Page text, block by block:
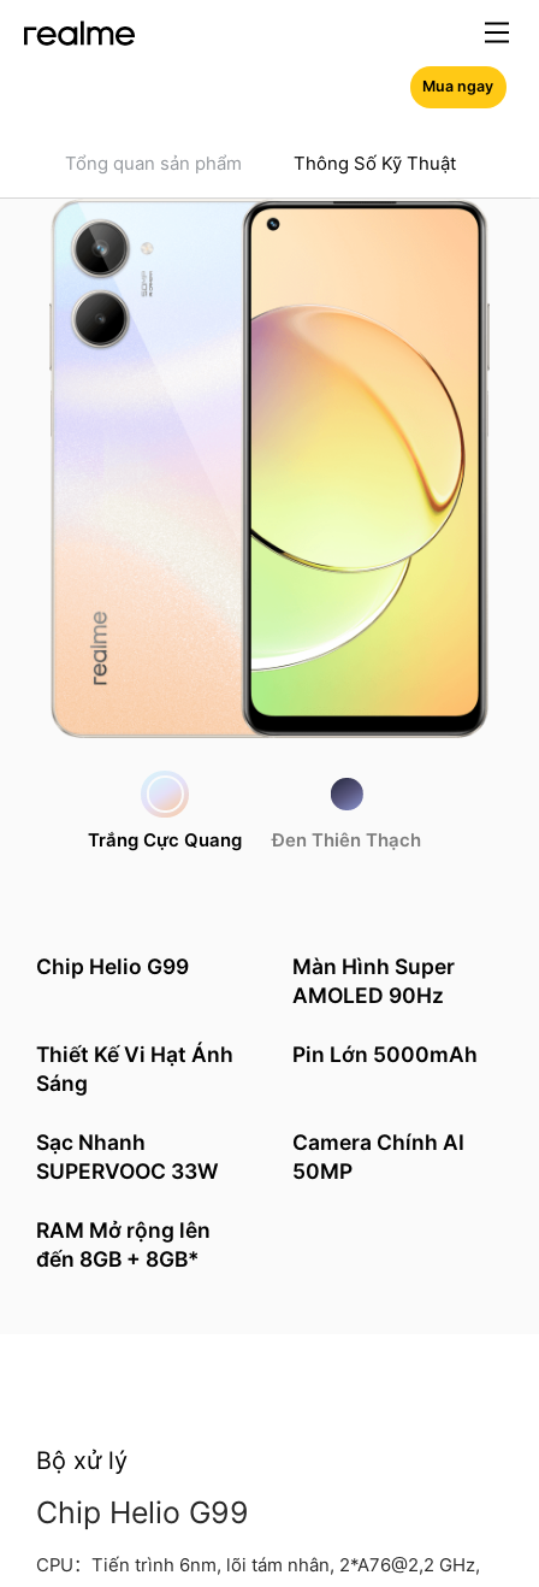
Tổng quan sản phẩm Thông Số Kỹ Thuật
Mua ngay
Chip Helio G99
Màn Hình Super
AMOLED 90Hz
Thiết Kế Vi Hạt Ánh
Sáng
Pin Lớn 5000mAh
Sạc Nhanh
SUPERVOOC 33W
Camera Chính AI
50MP
RAM Mở rộng lên
đến 8GB + 8GB*
Trắng Cực Quang Đen Thiên Thạch
Bộ xử lý
Chip Helio G99
CPU：Tiến trình 6nm, lõi tám nhân, 2*A76@2,2 GHz,